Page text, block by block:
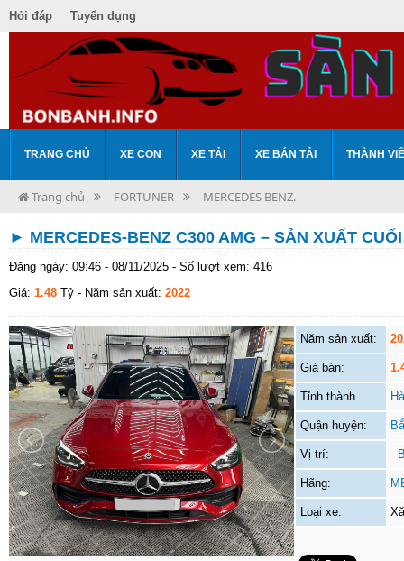
Hỏi đáp Tuyển dụng
TRANG CHỦ XE CON XE TẢI XE BÁN TẢI THÀNH
Trang chủ FORTUNER MERCEDES BENZ.
► MERCEDES-BENZ C300 AMG – SẢN XUẤT
Đăng ngày: 09:46 - 08/11/2025 - Số lượt xem: 416
Giá: 1.48 Tỷ - Năm sản xuất: 2022
Năm sản xuất:
Giá bán:
Tỉnh thành
Quận huyện:
Vị trí: -
Hãng:
Loại xe: